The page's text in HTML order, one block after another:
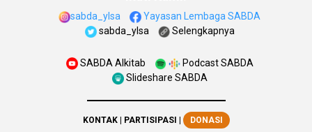
sabda_ylsa
Yayasan Lembaga SABDA
sabda_ylsa
Selengkapnya
SABDA Alkitab
Podcast SABDA
Slideshare SABDA
KONTAK| PARTISIPASI | DONASI